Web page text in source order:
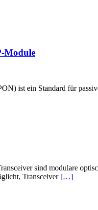
Module
ist ein Standard für
sind modulare
Transceiver […]